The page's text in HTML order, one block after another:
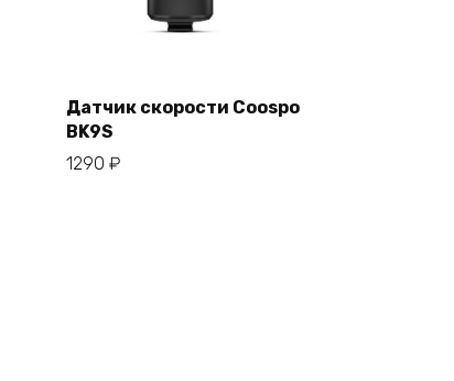
Датчик скорости Coospo
BK9S
1290 ₽